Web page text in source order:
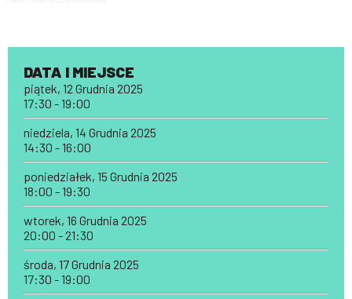
DATA I MIEJSCE
piątek, 12 Grudnia 2025
17:30 - 19:00
niedziela, 14 Grudnia 2025
14:30 - 16:00
poniedziałek, 15 Grudnia 2025
18:00 - 19:30
wtorek, 16 Grudnia 2025
20:00 - 21:30
środa, 17 Grudnia 2025
17:30 - 19:00